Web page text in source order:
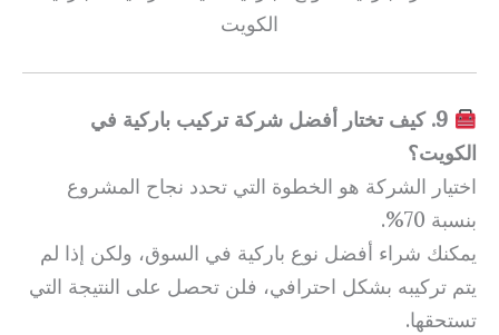
الكويت
9. كيف تختار أفضل شركة تركيب باركية في
الكويت؟
اختيار الشركة هو الخطوة التي تحدد نجاح المشروع
بنسبة 70%.
يمكنك شراء أفضل نوع باركية في السوق، ولكن إذا لم
يتم تركيبه بشكل احترافي، فلن تحصل على النتيجة التي
تستحقها.